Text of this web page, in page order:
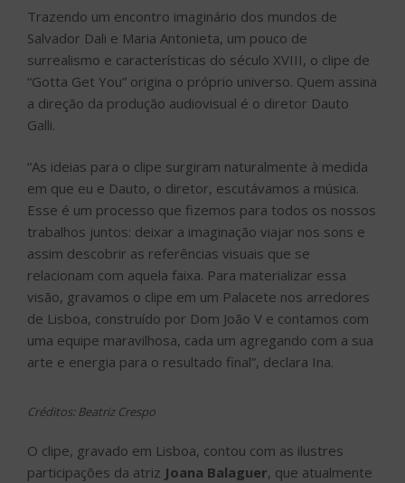
Trazendo um encontro imaginário dos mundos de
Salvador Dali e Maria Antonieta, um pouco de
surrealismo e características do século XVIII, o clipe de
“Gotta Get You” origina o próprio universo. Quem assina
a direção da produção audiovisual é o diretor Dauto
Galli.
“As ideias para o clipe surgiram naturalmente à medida
em que eu e Dauto, o diretor, escutávamos a música.
Esse é um processo que fizemos para todos os nossos
trabalhos juntos: deixar a imaginação viajar nos sons e
assim descobrir as referências visuais que se
relacionam com aquela faixa. Para materializar essa
visão, gravamos o clipe em um Palacete nos arredores
de Lisboa, construído por Dom João V e contamos com
uma equipe maravilhosa, cada um agregando com a sua
arte e energia para o resultado final”, declara Ina.
Créditos: Beatriz Crespo
O clipe, gravado em Lisboa, contou com as ilustres
participações da atriz Joana Balaguer, que atualmente